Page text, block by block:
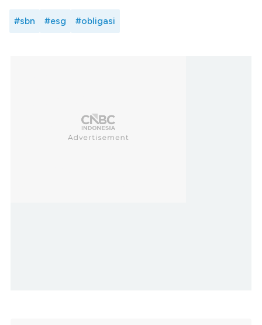
#sbn #esg #obligasi